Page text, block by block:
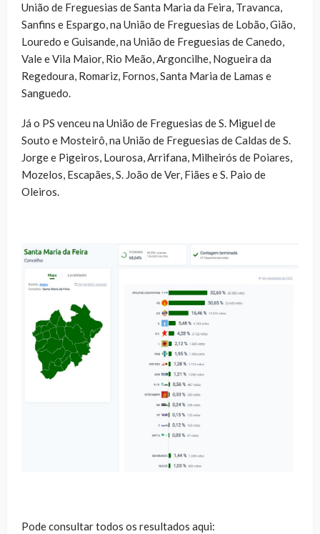
União de Freguesias de Santa Maria da Feira, Travanca,
Sanfins e Espargo, na União de Freguesias de Lobão, Gião,
Louredo e Guisande, na União de Freguesias de Canedo,
Vale e Vila Maior, Rio Meão, Argoncilhe, Nogueira da
Regedoura, Romariz, Fornos, Santa Maria de Lamas e
Sanguedo.
Já o PS venceu na União de Freguesias de S. Miguel de
Souto e Mosteirô, na União de Freguesias de Caldas de S.
Jorge e Pigeiros, Lourosa, Arrifana, Milheirós de Poiares,
Mozelos, Escapães, S. João de Ver, Fiães e S. Paio de
Oleiros.
Pode consultar todos os resultados aqui: